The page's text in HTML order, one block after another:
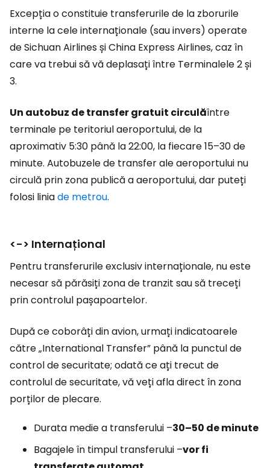
Excepția o constituie transferurile de la zborurile
interne la cele internaționale (sau invers) operate
de Sichuan Airlines și China Express Airlines, caz în
care va trebui să vă deplasați între Terminalele 2 și
3.
Un autobuz de transfer gratuit circulăîntre
terminale pe teritoriul aeroportului, de la
aproximativ 5:30 până la 22:00, la fiecare 15–30 de
minute. Autobuzele de transfer ale aeroportului nu
circulă prin zona publică a aeroportului, dar puteți
folosi liniade metrou.
<-> Internațional
Pentru transferurile exclusiv internaționale, nu este
necesar să părăsiți zona de tranzit sau să treceți
prin controlul pașapoartelor.
După ce coborâți din avion, urmați indicatoarele
către „International Transfer” până la punctul de
control de securitate; odată ce ați trecut de
controlul de securitate, vă veți afla direct în zona
porților de plecare.
Durata medie a transferului –30–50 de minute
Bagajele în timpul transferului –vor fi